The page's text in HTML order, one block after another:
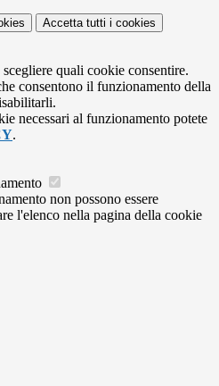
Accetta tutti i cookies
quali cookie consentire.
consentono il funzionamento della
necessari al funzionamento potete
.
non possono essere
l'elenco nella pagina della cookie